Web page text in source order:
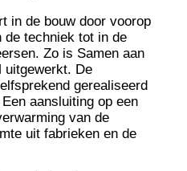
in de bouw door voorop
de techniek tot in de
Zo is Samen aan
uitgewerkt. De
gerealiseerd
aansluiting op een
van de
uit fabrieken en de